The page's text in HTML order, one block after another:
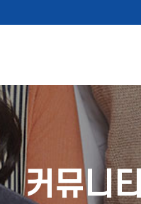
커뮤니